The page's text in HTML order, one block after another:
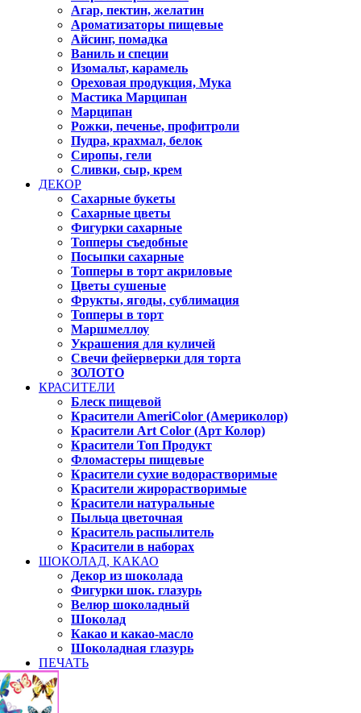
Агар, пектин, желатин
Ароматизаторы пищевые
Айсинг, помадка
Ваниль и специи
Изомальт, карамель
Ореховая продукция, Мука
Мастика Марципан
Марципан
Рожки, печенье, профитроли
Пудра, крахмал, белок
Сиропы, гели
Сливки, сыр, крем
ДЕКОР
Сахарные букеты
Сахарные цветы
Фигурки сахарные
Топперы съедобные
Посыпки сахарные
Топперы в торт акриловые
Цветы сушеные
Фрукты, ягоды, сублимация
Топперы в торт
Маршмеллоу
Украшения для куличей
Свечи фейерверки для торта
ЗОЛОТО
КРАСИТЕЛИ
Блеск пищевой
Красители AmeriColor (Америколор)
Красители Art Color (Арт Колор)
Красители Топ Продукт
Фломастеры пищевые
Красители сухие водорастворимые
Красители жирорастворимые
Красители натуральные
Пыльца цветочная
Краситель распылитель
Красители в наборах
ШОКОЛАД, КАКАО
Декор из шоколада
Фигурки шок. глазурь
Велюр шоколадный
Шоколад
Какао и какао-масло
Шоколадная глазурь
ПЕЧАТЬ